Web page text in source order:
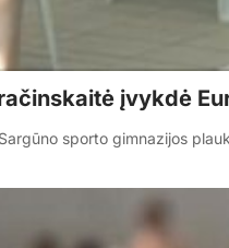
įvykdė
sporto gimnazijos